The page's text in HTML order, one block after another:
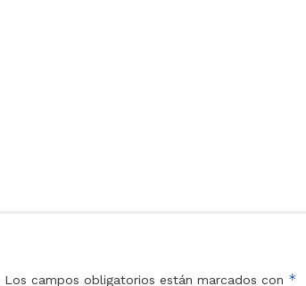
Los campos obligatorios están marcados con *